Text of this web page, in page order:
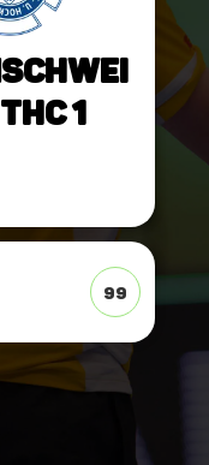
1
99